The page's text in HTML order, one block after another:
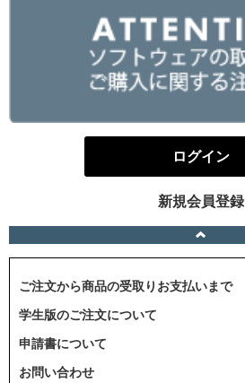
ログイン
新規会員登録
ご注文から商品の受取りお支払いまで
学生版のご注文について
申請書について
お問い合わせ